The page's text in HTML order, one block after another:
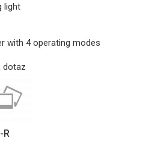
light
with 4 operating modes
dotaz
R